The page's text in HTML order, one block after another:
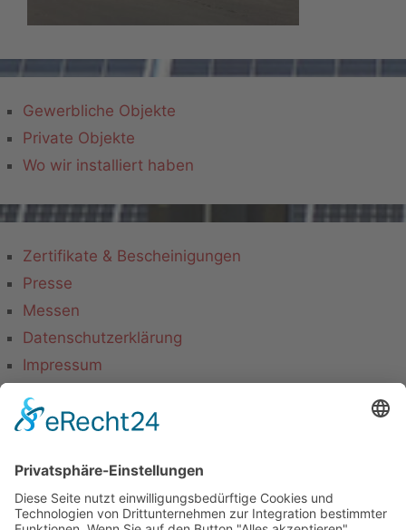
Gewerbliche Objekte
Private Objekte
Wo wir installiert haben
Zertifikate & Bescheinigungen
Presse
Messen
Datenschutzerklärung
Impressum